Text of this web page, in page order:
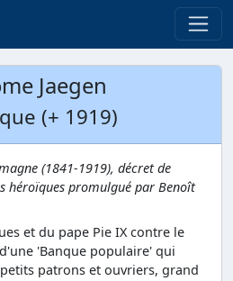
Jaegen
(+ 1919)
(1841-1919), décret de
héroïques promulgué par Benoît
et du pape Pie IX contre le
'Banque populaire' qui
patrons et ouvriers, grand